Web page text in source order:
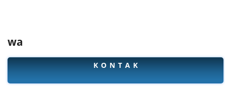
wa
K O N T A K